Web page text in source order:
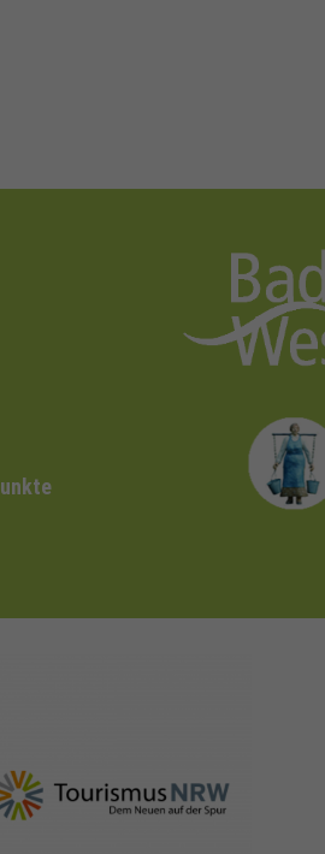
nrw-tourismus.de